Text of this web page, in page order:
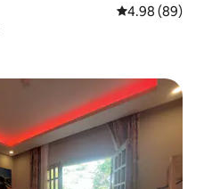
從 89 則評價
4.98 (89)